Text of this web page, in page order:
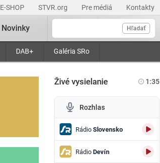
E-SHOP STVR.org Pre médiá Kontakty
Hľadať
DAB+ Galéria SRo
Novinky
Živé vysielanie 1:35
Rozhlas
RádioSlovensko
RádioDevín